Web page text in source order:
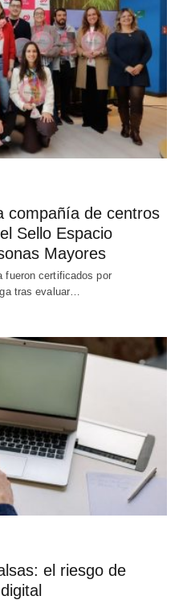
compañía de centros
Sello Espacio
Mayores
fueron certificados por
tras evaluar…
el riesgo de